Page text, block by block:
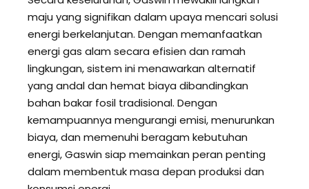
maju yang signifikan dalam upaya mencari solusi
energi berkelanjutan. Dengan memanfaatkan
energi gas alam secara efisien dan ramah
lingkungan, sistem ini menawarkan alternatif
yang andal dan hemat biaya dibandingkan
bahan bakar fosil tradisional. Dengan
kemampuannya mengurangi emisi, menurunkan
biaya, dan memenuhi beragam kebutuhan
energi, Gaswin siap memainkan peran penting
dalam membentuk masa depan produksi dan